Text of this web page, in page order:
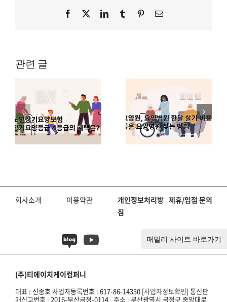
Facebook
TwitterLinkedInTumblrPinterest
이
관련 글
병원 한달 살
기 비용 비
교, 좋은 요
주야간보호
센터 언제부
터 가면 좋을
회사소개 이용약관
개인정보처리방
침
제휴/입점 문의
(주)티에이치케이컴퍼니
대표 : 신종호 사업자등록번호 : 617-86-14330 [사업자정보확인] 통신판
매신고번호 : 2016-부산금정-0114| 주소 : 부산광역시 금정구 중앙대로